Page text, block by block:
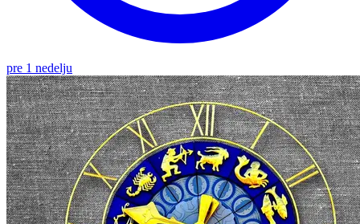
pre 1 nedelju